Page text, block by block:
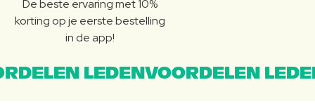
De beste ervaring met 10%
korting op je eerste bestelling
in de app!
LEDENVOORDELEN